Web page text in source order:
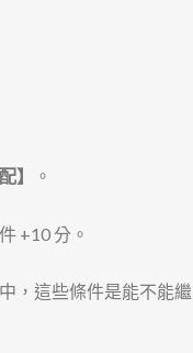
】 。
+10 分。
，這些條件是能不能繼